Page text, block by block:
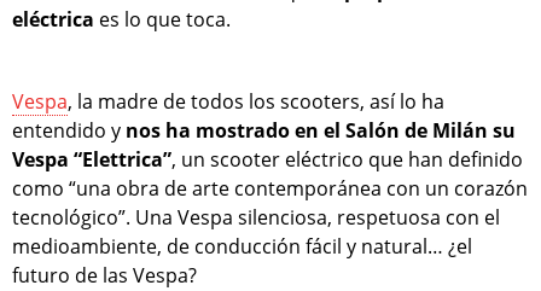
eléctrica es lo que toca.
Vespa, la madre de todos los scooters, así lo ha
entendido y nos ha mostrado en el Salón de Milán su
Vespa “Elettrica”, un scooter eléctrico que han definido
como “una obra de arte contemporánea con un corazón
tecnológico”. Una Vespa silenciosa, respetuosa con el
medioambiente, de conducción fácil y natural… ¿el
futuro de las Vespa?